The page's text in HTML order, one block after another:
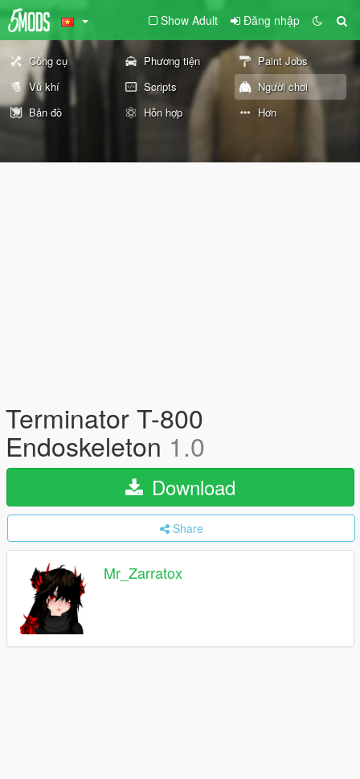
Show Adult Đăng nhập
Công cụ Phương tiện
Paint Jobs
Vũ khí
Scripts
Người chơi
Bản đồ
Hỗn hợp Hơn
Terminator T-800
Endoskeleton 1.0
Download
Share
Mr_Zarratox